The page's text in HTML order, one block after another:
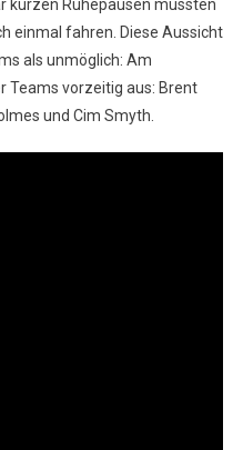
kurzen Ruhepausen mussten
einmal fahren. Diese Aussicht
als unmöglich: Am
Teams vorzeitig aus: Brent
und Cim Smyth.